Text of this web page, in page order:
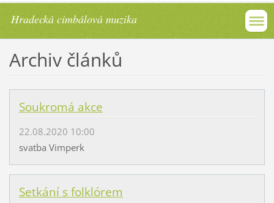
Hradecká cimbálová muzika
Archiv článků
Soukromá akce
22.08.2020 10:00
svatba Vimperk
Setkání s folklórem